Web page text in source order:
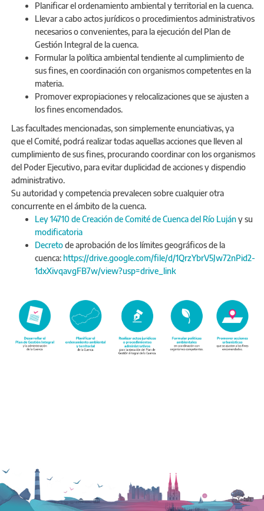
Planificar el ordenamiento ambiental y territorial en la cuenca.
Llevar a cabo actos jurídicos o procedimientos administrativos
necesarios o convenientes, para la ejecución del Plan de
Gestión Integral de la cuenca.
Formular la política ambiental tendiente al cumplimiento de
sus fines, en coordinación con organismos competentes en la
materia.
Promover expropiaciones y relocalizaciones que se ajusten a
los fines encomendados.
Las facultades mencionadas, son simplemente enunciativas, ya
que el Comité, podrá realizar todas aquellas acciones que lleven al
cumplimiento de sus fines, procurando coordinar con los organismos
del Poder Ejecutivo, para evitar duplicidad de acciones y dispendio
administrativo.
Su autoridad y competencia prevalecen sobre cualquier otra
concurrente en el ámbito de la cuenca.
Ley 14710 de Creación de Comité de Cuenca del Río Lujány su
modificatoria
Decretode aprobación de los límites geográficos de la
cuenca: https://drive.google.com/file/d/1QrzYbrV5Jw72nPid2-
1dxXivqavgFB7w/view?usp=drive_link